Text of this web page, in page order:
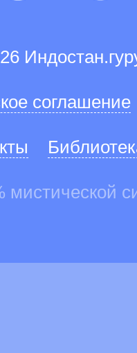
соглашение
мистической